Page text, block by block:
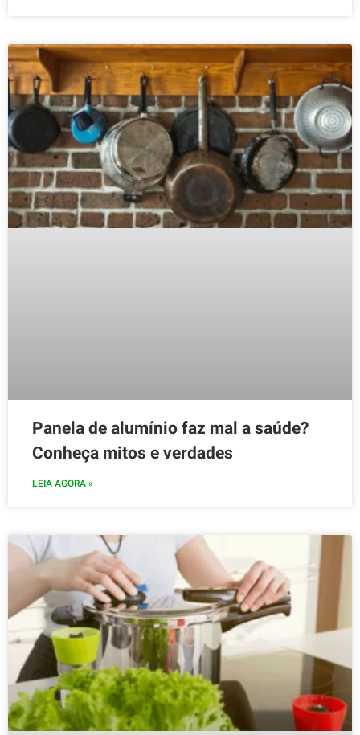
Panela de alumínio faz mal a saúde?
Conheça mitos e verdades
LEIA AGORA »